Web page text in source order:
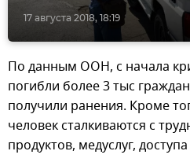
17 августа 2018, 18:19
По данным ООН, с начала
погибли более 3 тыс
получили ранения. Кроме
человек сталкиваются с
продуктов, медуслуг,